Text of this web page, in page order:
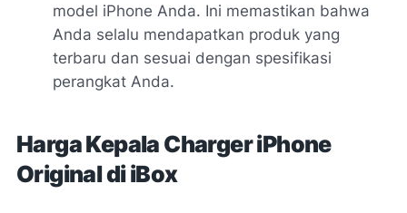
model iPhone Anda. Ini memastikan bahwa
Anda selalu mendapatkan produk yang
terbaru dan sesuai dengan spesifikasi
perangkat Anda.
Harga Kepala Charger iPhone
Original di iBox